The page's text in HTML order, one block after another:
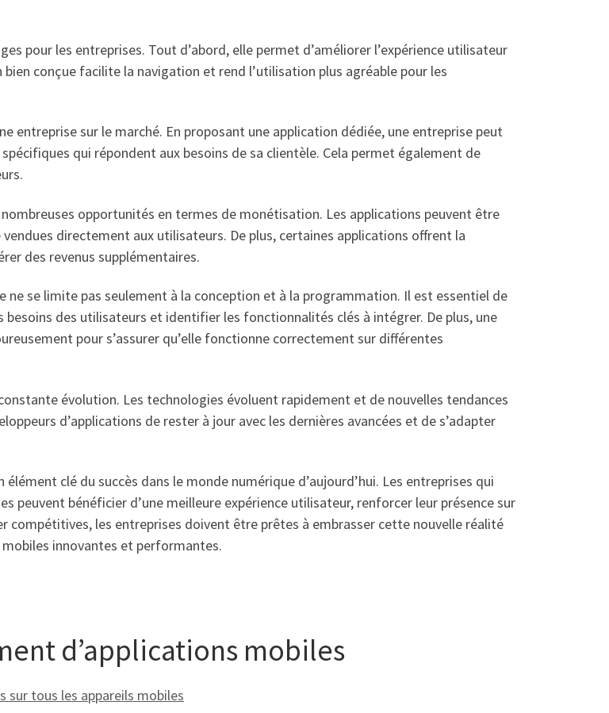
pour les entreprises. Tout d’abord, elle permet d’améliorer l’expérience utilisateur
conçue facilite la navigation et rend l’utilisation plus agréable pour les
entreprise sur le marché. En proposant une application dédiée, une entreprise peut
qui répondent aux besoins de sa clientèle. Cela permet également de
opportunités en termes de monétisation. Les applications peuvent être
directement aux utilisateurs. De plus, certaines applications offrent la
des revenus supplémentaires.
ne se limite pas seulement à la conception et à la programmation. Il est essentiel de
des utilisateurs et identifier les fonctionnalités clés à intégrer. De plus, une
pour s’assurer qu’elle fonctionne correctement sur différentes
évolution. Les technologies évoluent rapidement et de nouvelles tendances
d’applications de rester à jour avec les dernières avancées et de s’adapter
clé du succès dans le monde numérique d’aujourd’hui. Les entreprises qui
peuvent bénéficier d’une meilleure expérience utilisateur, renforcer leur présence sur
compétitives, les entreprises doivent être prêtes à embrasser cette nouvelle réalité
innovantes et performantes.
d’applications mobiles
sur tous les appareils mobiles